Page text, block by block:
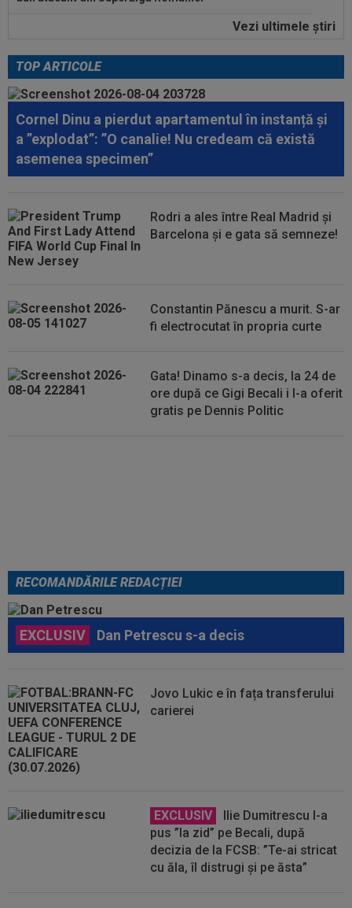
Dan Petrescu s-a decis
00:19 Jovo Lukic e în fața transferului carierei
00:18 EXCLUSIV
Ilie Dumitrescu l-a pus ”la zid” pe
Becali, după decizia de la FCSB: ”Te-ai...
00:17
Micael Leandro a murit, după ce a fost
00:04
Surpriza serii în Europa: rezultat ”strălucitor”
pentru oaspeți în turul trei...
Vezi ultimele ştiri
TOP ARTICOLE
Cornel Dinu a pierdut apartamentul în instanță și
a ”explodat”: ”O canalie! Nu credeam că există
asemenea specimen”
Rodri a ales între Real Madrid și
Barcelona și e gata să semneze!
Constantin Pănescu a murit. S-ar
fi electrocutat în propria curte
Gata! Dinamo s-a decis, la 24 de
ore după ce Gigi Becali i l-a oferit
gratis pe Dennis Politic
RECOMANDĂRILE REDACȚIEI
EXCLUSIV Dan Petrescu s-a decis
Jovo Lukic e în fața transferului
carierei
EXCLUSIV
Ilie Dumitrescu l-a
pus ”la zid” pe Becali, după
decizia de la FCSB: ”Te-ai stricat
cu ăla, îl distrugi și pe ăsta”